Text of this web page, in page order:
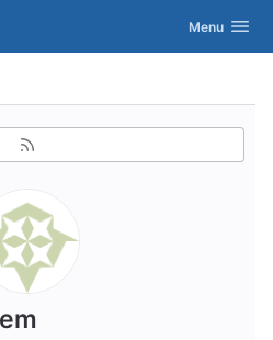
Activer/
Menu